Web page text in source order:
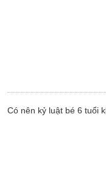
Có nên kỷ luật bé 6 tuổi